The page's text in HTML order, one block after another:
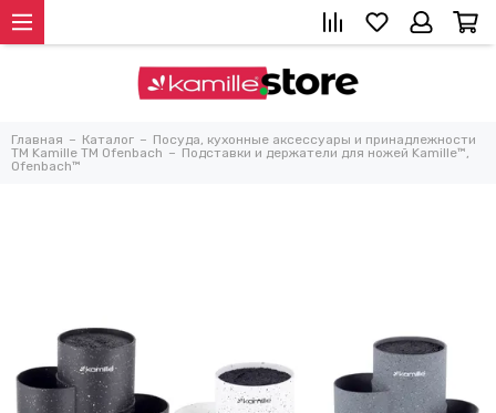
Главная Каталог
Посуда, кухонные аксессуары и принадлежности
TM Kamille TM Ofenbach
Подставки и держатели для ножей Kamille™,
Ofenbach™